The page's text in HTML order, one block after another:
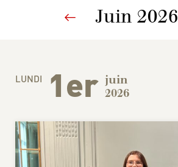
Previous
Juin 2026
LUNDI 1er juin
2026